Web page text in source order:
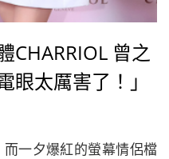
CHARRIOL 曾之
眼太厲害了！」
一夕爆紅的螢幕情侶檔